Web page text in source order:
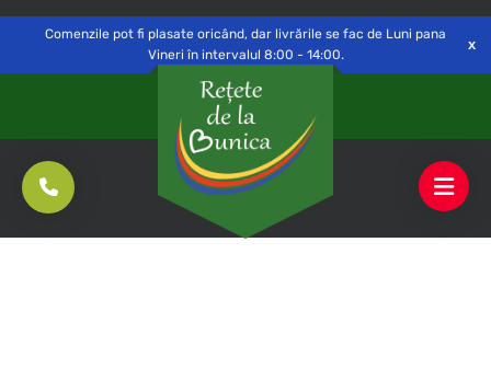
Delivery toSăvinești, NT Switch Open
Comenzile pot fi plasate oricând, dar livrările se fac de Luni pana
Vineri în intervalul 8:00 - 14:00.